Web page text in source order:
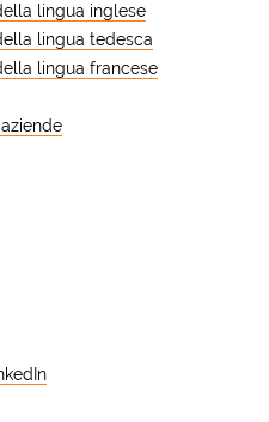
post-
due candidati
stessi argomenti
delle
della stessa
lingua inglese
lingua tedesca
lingua francese